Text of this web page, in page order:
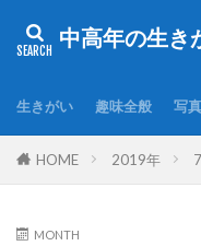
中高年の生き
生きがい 趣味全般 写真
HOME 2019年
MONTH